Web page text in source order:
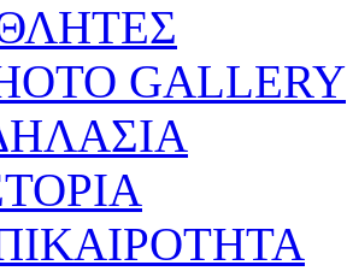
GALLERY